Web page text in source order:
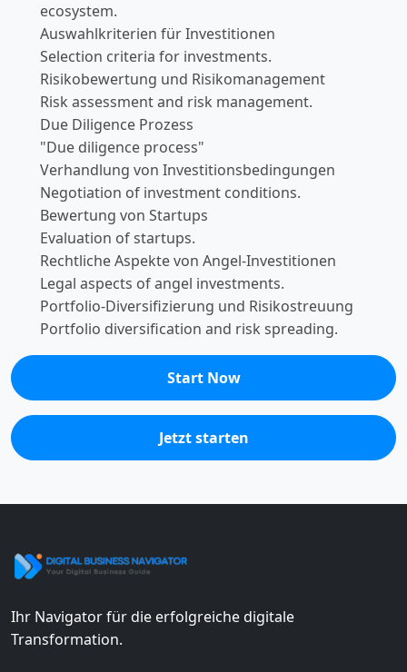
ecosystem.
Auswahlkriterien für Investitionen
Selection criteria for investments.
Risikobewertung und Risikomanagement
Risk assessment and risk management.
Due Diligence Prozess
"Due diligence process"
Verhandlung von Investitionsbedingungen
Negotiation of investment conditions.
Bewertung von Startups
Evaluation of startups.
Rechtliche Aspekte von Angel-Investitionen
Legal aspects of angel investments.
Portfolio-Diversifizierung und Risikostreuung
Portfolio diversification and risk spreading.
Start Now
Jetzt starten
Ihr Navigator für die erfolgreiche digitale
Transformation.